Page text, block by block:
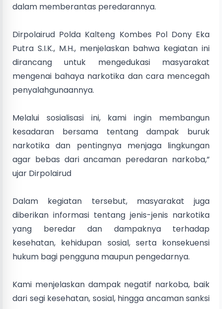
dalam memberantas peredarannya.
Dirpolairud Polda Kalteng Kombes Pol Dony Eka
Putra S.I.K., M.H., menjelaskan bahwa kegiatan ini
dirancang untuk mengedukasi masyarakat
mengenai bahaya narkotika dan cara mencegah
penyalahgunaannya.
Melalui sosialisasi ini, kami ingin membangun
kesadaran bersama tentang dampak buruk
narkotika dan pentingnya menjaga lingkungan
agar bebas dari ancaman peredaran narkoba,”
ujar Dirpolairud
Dalam kegiatan tersebut, masyarakat juga
diberikan informasi tentang jenis-jenis narkotika
yang beredar dan dampaknya terhadap
kesehatan, kehidupan sosial, serta konsekuensi
hukum bagi pengguna maupun pengedarnya.
Kami menjelaskan dampak negatif narkoba, baik
dari segi kesehatan, sosial, hingga ancaman sanksi